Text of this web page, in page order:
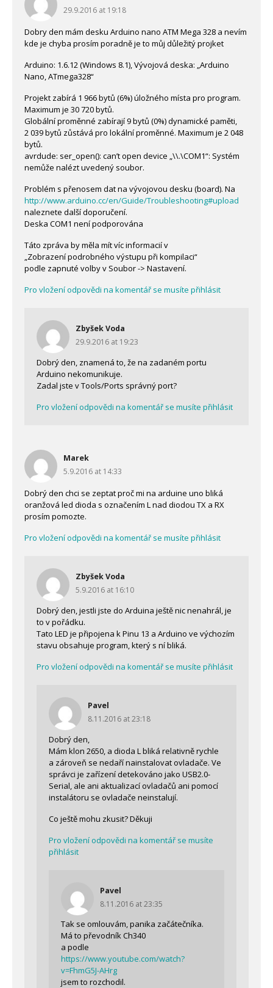
29.9.2016 at 19:18
Dobry den mám desku Arduino nano ATM Mega 328 a nevím
kde je chyba prosím poradně je to můj důležitý projket
Arduino: 1.6.12 (Windows 8.1), Vývojová deska: „Arduino
Nano, ATmega328“
Projekt zabírá 1 966 bytů (6%) úložného místa pro program.
Maximum je 30 720 bytů.
Globální proměnné zabírají 9 bytů (0%) dynamické paměti,
2 039 bytů zůstává pro lokální proměnné. Maximum je 2 048
bytů.
avrdude: ser_open(): can’t open device „\\.\COM1“: Systém
nemůže nalézt uvedený soubor.
Problém s přenosem dat na vývojovou desku (board). Na
http://www.arduino.cc/en/Guide/Troubleshooting#upload
naleznete další doporučení.
Deska COM1 není podporována
Táto zpráva by měla mít víc informacií v
„Zobrazení podrobného výstupu při kompilaci“
podle zapnuté volby v Soubor -> Nastavení.
Pro vložení odpovědi na komentář se musíte přihlásit
Zbyšek Voda
29.9.2016 at 19:23
Dobrý den, znamená to, že na zadaném portu
Arduino nekomunikuje.
Zadal jste v Tools/Ports správný port?
Pro vložení odpovědi na komentář se musíte přihlásit
Marek
5.9.2016 at 14:33
Dobrý den chci se zeptat proč mi na arduine uno bliká
oranžová led dioda s označením L nad diodou TX a RX
prosím pomozte.
Pro vložení odpovědi na komentář se musíte přihlásit
Zbyšek Voda
5.9.2016 at 16:10
Dobrý den, jestli jste do Arduina ještě nic nenahrál, je
to v pořádku.
Tato LED je připojena k Pinu 13 a Arduino ve výchozím
stavu obsahuje program, který s ní bliká.
Pro vložení odpovědi na komentář se musíte přihlásit
Pavel
8.11.2016 at 23:18
Dobrý den,
Mám klon 2650, a dioda L bliká relativně rychle
a zároveň se nedaří nainstalovat ovladače. Ve
správci je zařízení detekováno jako USB2.0-
Serial, ale ani aktualizací ovladačů ani pomocí
instalátoru se ovladače neinstalují.
Co ještě mohu zkusit? Děkuji
Pro vložení odpovědi na komentář se musíte
přihlásit
Pavel
8.11.2016 at 23:35
Tak se omlouvám, panika začátečníka.
Má to převodník Ch340
a podle
https://www.youtube.com/watch?
v=FhmG5J-AHrg
jsem to rozchodil.